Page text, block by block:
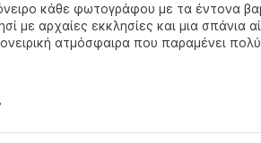
κάθε φωτογράφου με τα έντονα
με αρχαίες εκκλησίες και μια σπάνια
ατμόσφαιρα που παραμένει